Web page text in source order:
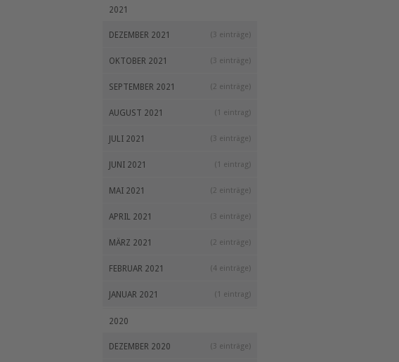
2021
DEZEMBER 2021 (3 einträge)
OKTOBER 2021 (3 einträge)
SEPTEMBER 2021 (2 einträge)
AUGUST 2021 (1 eintrag)
JULI 2021 (3 einträge)
JUNI 2021 (1 eintrag)
MAI 2021 (2 einträge)
APRIL 2021 (3 einträge)
MÄRZ 2021 (2 einträge)
FEBRUAR 2021 (4 einträge)
JANUAR 2021 (1 eintrag)
2020
DEZEMBER 2020 (3 einträge)